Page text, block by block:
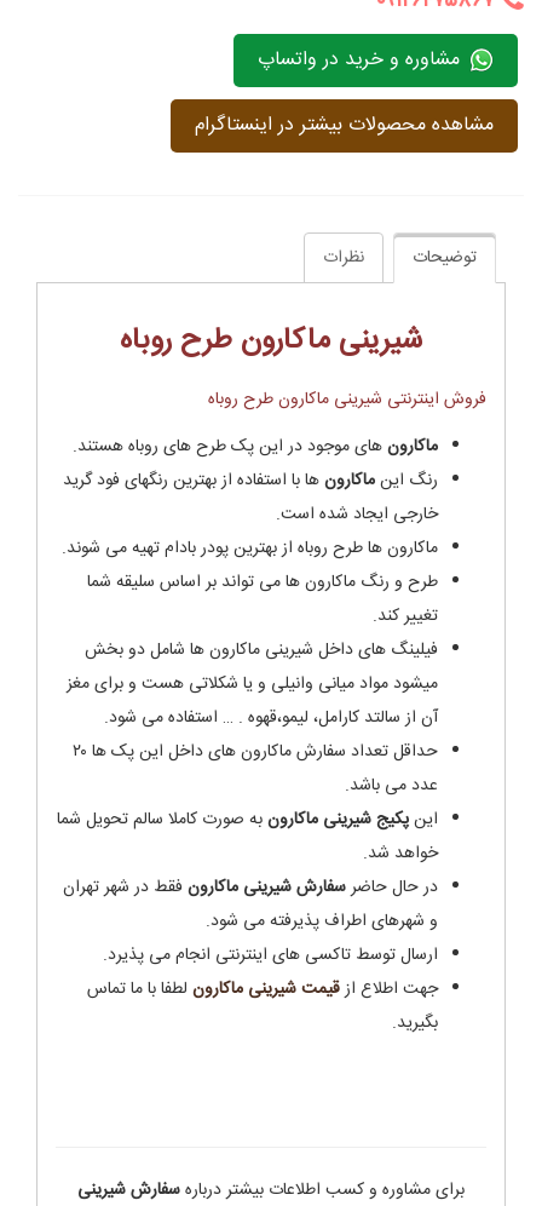
مشاوره و خرید در واتساپ
مشاهده محصولات بیشتر در اینستاگرام
توضیحات نظرات
شیرینی ماکارون طرح روباه
فروش اینترنتی شیرینی ماکارون طرح روباه
ماکارونهای موجود در این پک طرح های روباه هستند.
رنگ اینماکارونها با استفاده از بهترین رنگهای فود گرید
خارجی ایجاد شده است.
ماکارون ها طرح روباه از بهترین پودر بادام تهیه می شوند.
طرح و رنگ ماکارون ها می تواند بر اساس سلیقه شما
تغییر کند.
فیلینگ های داخل شیرینی ماکارون ها شامل دو بخش
میشود مواد میانی وانیلی و یا شکلاتی هست و برای مغز
آن از سالتد کارامل، لیمو،قهوه . … استفاده می شود.
حداقل تعداد سفارش ماکارون های داخل این پک ها ۲۰
عدد می باشد.
اینپکیج شیرینی ماکارونبه صورت کاملا سالم تحویل شما
خواهد شد.
در حال حاضرسفارش شیرینی ماکارون فقط در شهر تهران
و شهرهای اطراف پذیرفته می شود.
ارسال توسط تاکسی های اینترنتی انجام می پذیرد.
جهت اطلاع ازقیمت شیرینی ماکارون لطفا با ما تماس
بگیرید.
برای مشاوره و کسب اطلاعات بیشتر دربارهسفارش شیرینی